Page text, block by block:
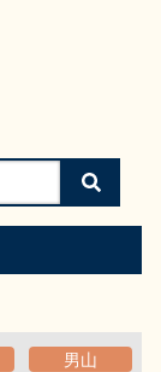
検
索
す
男山